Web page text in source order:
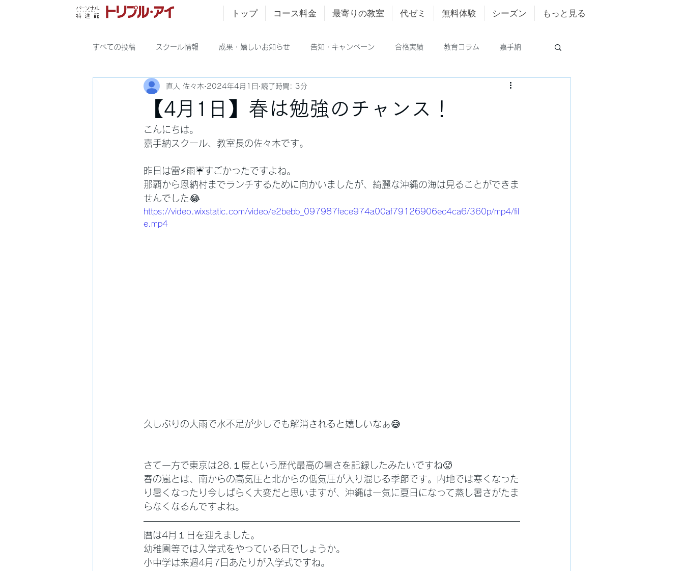
トップ コース料金 最寄りの教室 代ゼミ 無料体験 シーズン もっと見る
すべての投稿 スクール情報 成果・嬉しいお知らせ 告知・キャンペーン 合格実績 教育コラム 嘉手納
具志川
【4月1日】春は勉強のチャンス！
直人 佐々木 2024年4月1日 読了時間: 3分
こんにちは。
嘉手納スクール、教室長の佐々木です。
昨日は雷⚡️雨☔すごかったですよね。
那覇から恩納村までランチするために向かいましたが、綺麗な沖縄の海は見ることができま
せんでした😂
https://video.wixstatic.com/video/e2bebb_097987fece974a00af79126906ec4ca6/360p/mp4/fil
e.mp4
久しぶりの大雨で水不足が少しでも解消されると嬉しいなぁ😅
さて一方で東京は28.１度という歴代最高の暑さを記録したみたいですね🥵
春の嵐とは、南からの高気圧と北からの低気圧が入り混じる季節です。内地では寒くなった
り暑くなったり今しばらく大変だと思いますが、沖縄は一気に夏日になって蒸し暑さがたま
らなくなるんですよね。
暦は4月１日を迎えました。
幼稚園等では入学式をやっている日でしょうか。
小中学は来週4月7日あたりが入学式ですね。